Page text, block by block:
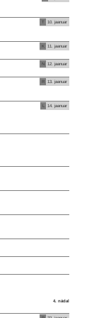
T
10. jaanuar
K
11. jaanuar
N
12. jaanuar
R
13. jaanuar
L
14. jaanuar
4. nädal